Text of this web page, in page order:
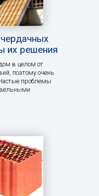
их решения
в целом от
поэтому очень
проблемы